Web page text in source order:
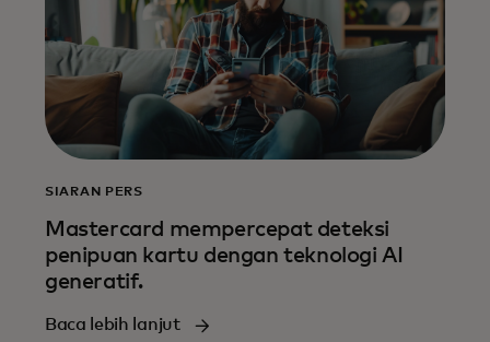
SIARAN PERS
Mastercard mempercepat deteksi
penipuan kartu dengan teknologi AI
generatif.
Baca lebih lanjut